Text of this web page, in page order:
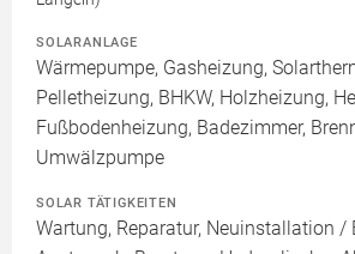
SOLARANLAGE
Wärmepumpe, Gasheizung,
Pelletheizung, BHKW, Holzheizung,
Fußbodenheizung, Badezimmer,
Umwälzpumpe
SOLAR TÄTIGKEITEN
Wartung, Reparatur, Neuinstallation /